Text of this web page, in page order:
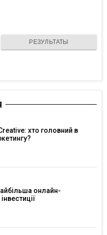
РЕЗУЛЬТАТЫ
хто головний в
онлайн-